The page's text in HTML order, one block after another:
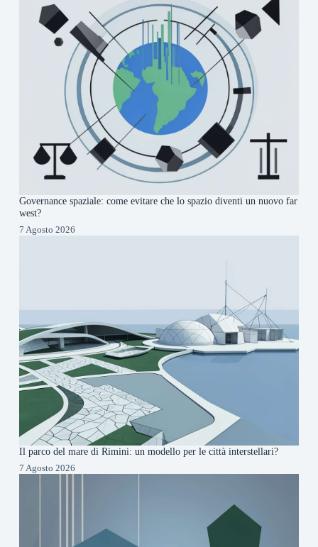
Governance spaziale: come evitare che lo spazio diventi un nuovo far
west?
7 Agosto 2026
Il parco del mare di Rimini: un modello per le città interstellari?
7 Agosto 2026